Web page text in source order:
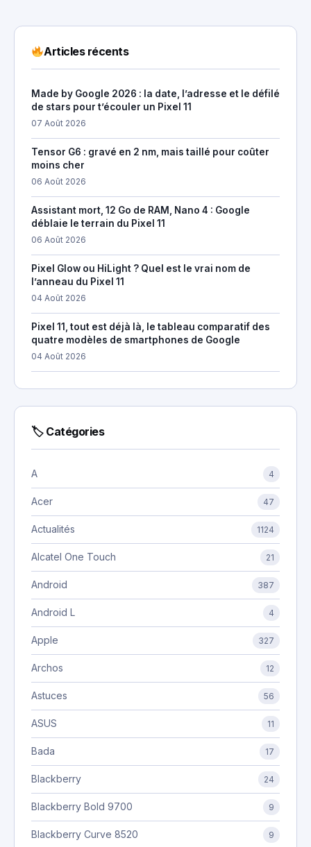
Articles récents
Made by Google 2026 : la date, l’adresse et le défilé
de stars pour t’écouler un Pixel 11
07 Août 2026
Tensor G6 : gravé en 2 nm, mais taillé pour coûter
moins cher
06 Août 2026
Assistant mort, 12 Go de RAM, Nano 4 : Google
déblaie le terrain du Pixel 11
06 Août 2026
Pixel Glow ou HiLight ? Quel est le vrai nom de
l’anneau du Pixel 11
04 Août 2026
Pixel 11, tout est déjà là, le tableau comparatif des
quatre modèles de smartphones de Google
04 Août 2026
🏷 Catégories
A 4
Acer 47
Actualités 1124
Alcatel One Touch 21
Android 387
Android L 4
Apple 327
Archos 12
Astuces 56
ASUS 11
Bada 17
Blackberry 24
Blackberry Bold 9700 9
Blackberry Curve 8520 9